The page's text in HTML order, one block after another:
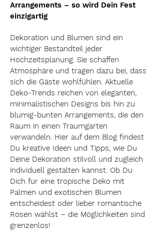
Arrangements – so wird Dein Fest
einzigartig
Dekoration und Blumen sind ein
wichtiger Bestandteil jeder
Hochzeitsplanung. Sie schaffen
Atmosphäre und tragen dazu bei, dass
sich die Gäste wohlfühlen. Aktuelle
Deko-Trends reichen von eleganten,
minimalistischen Designs bis hin zu
blumig-bunten Arrangements, die den
Raum in einen Traumgarten
verwandeln. Hier auf dem Blog findest
Du kreative Ideen und Tipps, wie Du
Deine Dekoration stilvoll und zugleich
individuell gestalten kannst. Ob Du
Dich für eine tropische Deko mit
Palmen und exotischen Blumen
entscheidest oder lieber romantische
Rosen wählst – die Möglichkeiten sind
grenzenlos!